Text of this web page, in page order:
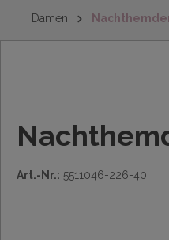
Damen
Art.-Nr.: 5511046-226-40